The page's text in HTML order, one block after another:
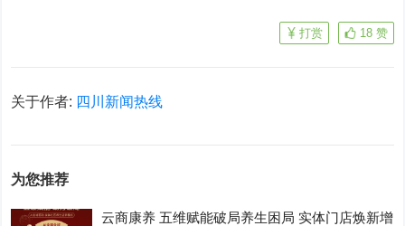
18 赞
打赏
关于作者: 四川新闻热线
为您推荐
云商康养 五维赋能破局养生困局 实体门店焕新增